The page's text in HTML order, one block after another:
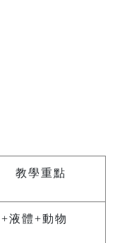
教學重點
+液體+動物